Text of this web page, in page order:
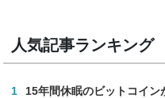
人気記事ランキング
1 15年間休眠のビットコイ